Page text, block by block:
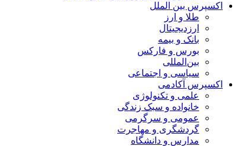
اکسپرس بین الملل
طلا و ارز
ارزدیجیتال
بانک و بیمه
بورس و فارکس
بین‌المللی
سیاسی و اجتماعی
اکسپرس آکادمی
علمی و تکنولوژی
خانواده و سبک زندگی
عمومی و سرگرمی
گردشگری و مهاجرت
مدارس و دانشگاه